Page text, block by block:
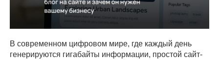
В современном цифровом мире, где каждый день
генерируются гигабайты информации, простой сайт-